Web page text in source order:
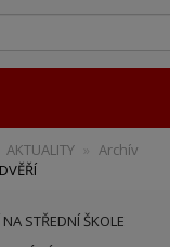
AKTUALITY
Archív
STŘEDNÍ ŠKOLE